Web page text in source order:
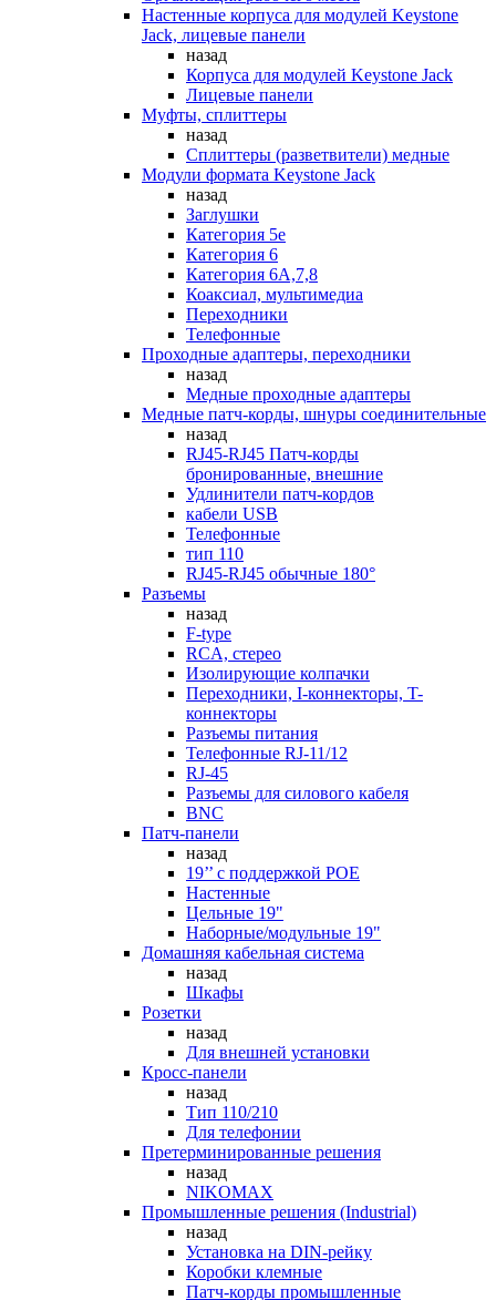
Настенные корпуса для модулей Keystone
Jack, лицевые панели
назад
Корпуса для модулей Keystone Jack
Лицевые панели
Муфты, сплиттеры
назад
Сплиттеры (разветвители) медные
Модули формата Keystone Jack
назад
Заглушки
Категория 5е
Категория 6
Категория 6А,7,8
Коаксиал, мультимедиа
Переходники
Телефонные
Проходные адаптеры, переходники
назад
Медные проходные адаптеры
Медные патч-корды, шнуры соединительные
назад
RJ45-RJ45 Патч-корды
бронированные, внешние
Удлинители патч-кордов
кабели USB
Телефонные
тип 110
RJ45-RJ45 обычные 180°
Разъемы
назад
F-type
RCA, стерео
Изолирующие колпачки
Переходники, I-коннекторы, T-
коннекторы
Разъемы питания
Телефонные RJ-11/12
RJ-45
Разъемы для силового кабеля
BNC
Патч-панели
назад
19’’ с поддержкой POE
Настенные
Цельные 19"
Наборные/модульные 19"
Домашняя кабельная система
назад
Шкафы
Розетки
назад
Для внешней установки
Кросс-панели
назад
Тип 110/210
Для телефонии
Претерминированные решения
назад
NIKOMAX
Промышленные решения (Industrial)
назад
Установка на DIN-рейку
Коробки клемные
Патч-корды промышленные